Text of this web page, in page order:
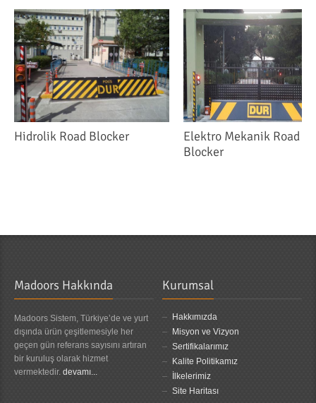
Hidrolik Road Blocker
Elektro Mekanik Road
Blocker
Madoors Hakkında
Madoors Sistem, Türkiye’de ve yurt
dışında ürün çeşitlemesiyle her
geçen gün referans sayısını artıran
bir kuruluş olarak hizmet
vermektedir. devamı...
Kurumsal
Hakkımızda
Misyon ve Vizyon
Sertifikalarımız
Kalite Politikamız
İlkelerimiz
Site Haritası